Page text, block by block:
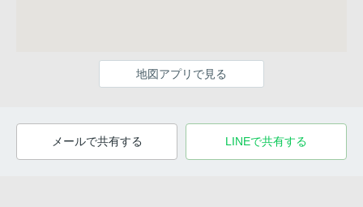
地図アプリで見る
メールで共有する LINEで共有する